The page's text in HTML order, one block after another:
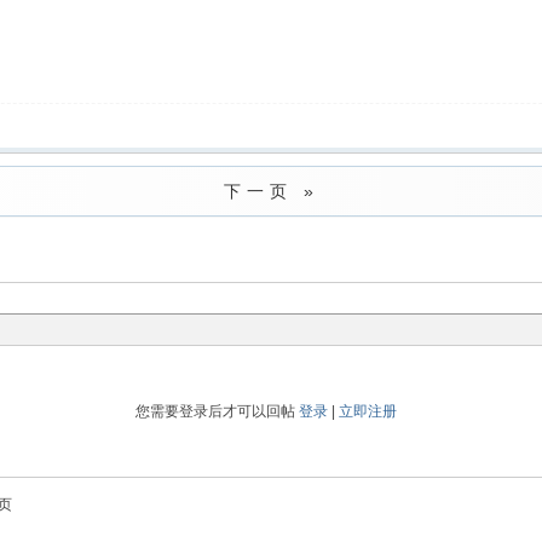
下一页 »
您需要登录后才可以回帖 登录| 立即注册